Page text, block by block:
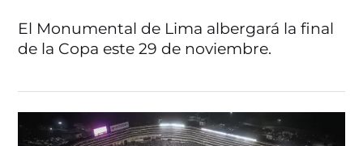
El Monumental de Lima albergará la final
de la Copa este 29 de noviembre.